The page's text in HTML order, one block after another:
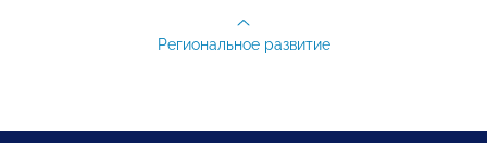
Региональное развитие